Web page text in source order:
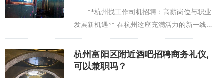
**杭州找工作司机招聘：高薪岗位与职业
发展新机遇** 在杭州这座充满活力的新一线城
市，交通网络的完善与电商经济的蓬勃发展，
让司机岗位成为求职市场的热门选择。无论是
穿梭于城市街巷的网约...
杭州富阳区附近酒吧招聘商务礼仪,
可以兼职吗？